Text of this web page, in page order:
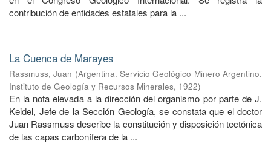
contribución de entidades estatales para la ...
La Cuenca de Marayes
Rassmuss, Juan (Argentina. Servicio Geológico Minero Argentino.
Instituto de Geología y Recursos Minerales, 1922)
En la nota elevada a la dirección del organismo por parte de J.
Keidel, Jefe de la Sección Geología, se constata que el doctor
Juan Rassmuss describe la constitución y disposición tectónica
de las capas carbonífera de la ...